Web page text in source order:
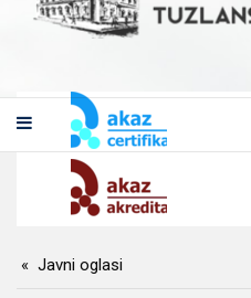
Javni oglasi